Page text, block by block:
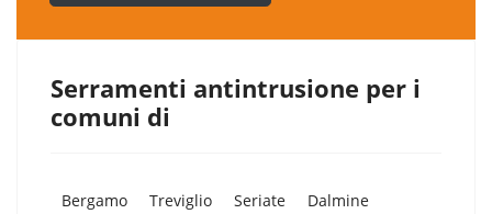
Serramenti antintrusione per i
comuni di
Bergamo Treviglio Seriate Dalmine